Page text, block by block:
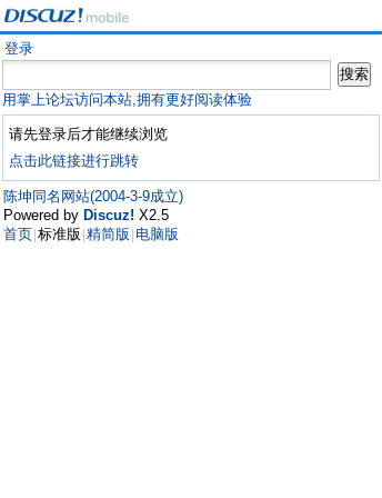
登录
用掌上论坛访问本站,拥有更好阅读体验
请先登录后才能继续浏览
点击此链接进行跳转
陈坤同名网站(2004-3-9成立)
Powered by Discuz! X2.5
首页 标准版 精简版 电脑版